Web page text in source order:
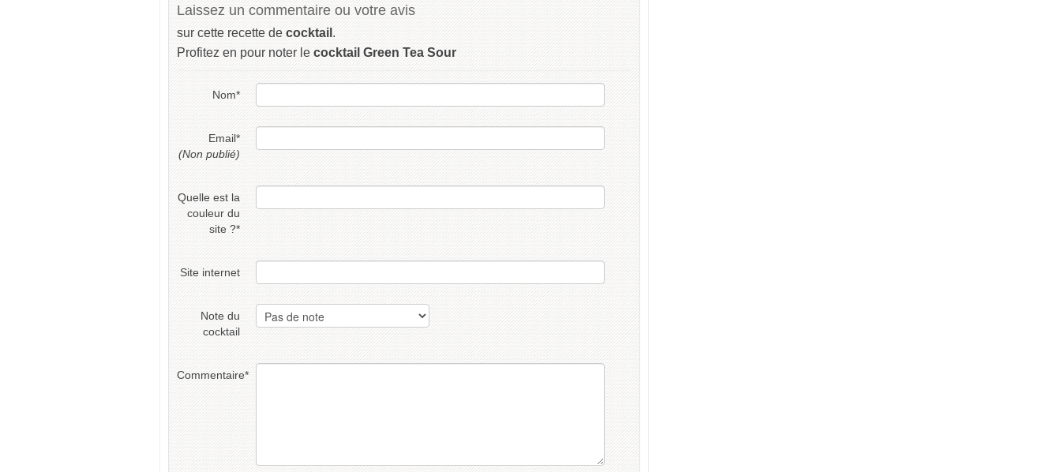
Laissez un commentaire ou votre avis
sur cette recette de cocktail .
Profitez en pour noter le cocktail Green Tea Sour
Nom*
Email*
(Non publié)
Quelle est la
couleur du
site ?*
Site internet
Note du
cocktail
Commentaire*